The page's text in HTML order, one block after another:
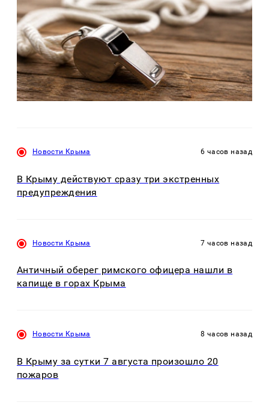
Новости Крыма 6 часов назад
В Крыму действуют сразу три экстренных
предупреждения
Новости Крыма 7 часов назад
Античный оберег римского офицера нашли в
капище в горах Крыма
Новости Крыма 8 часов назад
В Крыму за сутки 7 августа произошло 20
пожаров